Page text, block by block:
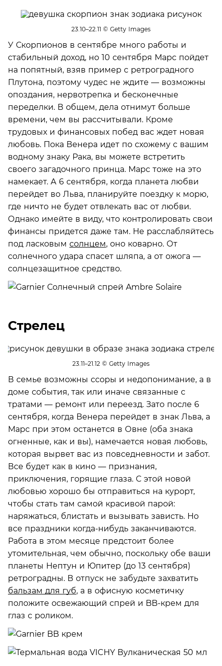
23.10–22.11 © Getty Images
У Скорпионов в сентябре много работы и
стабильный доход, но 10 сентября Марс пойдет
на попятный, взяв пример с ретроградного
Плутона, поэтому чудес не ждите — возможны
опоздания, нервотрепка и бесконечные
переделки. В общем, дела отнимут больше
времени, чем вы рассчитывали. Кроме
трудовых и финансовых побед вас ждет новая
любовь. Пока Венера идет по схожему с вашим
водному знаку Рака, вы можете встретить
своего загадочного принца. Марс тоже на это
намекает. А 6 сентября, когда планета любви
перейдет во Льва, планируйте поездку к морю,
где ничто не будет отвлекать вас от любви.
Однако имейте в виду, что контролировать свои
финансы придется даже там. Не расслабляйтесь
под ласковым солнцем, оно коварно. От
солнечного удара спасет шляпа, а от ожога —
солнцезащитное средство.
Стрелец
23.11–21.12 © Getty Images
В семье возможны ссоры и недопонимание, а в
доме события, так или иначе связанные с
тратами — ремонт или переезд. Зато после 6
сентября, когда Венера перейдет в знак Льва, а
Марс при этом останется в Овне (оба знака
огненные, как и вы), намечается новая любовь,
которая вырвет вас из повседневности и забот.
Все будет как в кино — признания,
приключения, горящие глаза. С этой новой
любовью хорошо бы отправиться на курорт,
чтобы стать там самой красивой парой:
наряжаться, блистать и вызывать зависть. Но
все праздники когда-нибудь заканчиваются.
Работа в этом месяце предстоит более
утомительная, чем обычно, поскольку обе ваши
планеты Нептун и Юпитер (до 13 сентября)
ретроградны. В отпуск не забудьте захватить
бальзам для губ, а в офисную косметичку
положите освежающий спрей и BB-крем для
глаз с роликом.